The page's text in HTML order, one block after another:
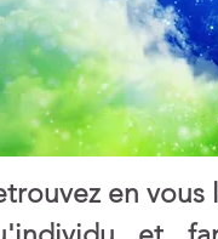
en